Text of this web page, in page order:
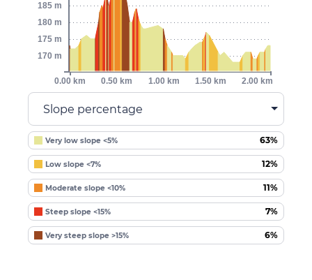
Slope percentage
Very low slope <5% 63%
Low slope <7% 12%
Moderate slope <10% 11%
Steep slope <15% 7%
Very steep slope >15% 6%
0.00 km 0.50 km 1.00 km 1.50 km 2.00 km
170 m
175 m
180 m
185 m